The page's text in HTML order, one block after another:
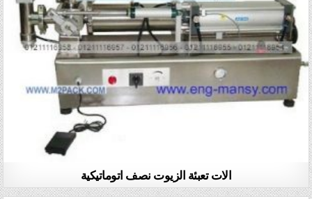
الات تعبئة الزيوت نصف اتوماتيكية